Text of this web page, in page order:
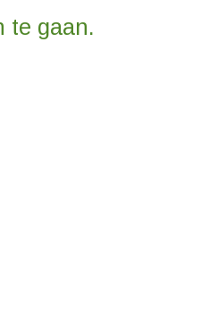
te gaan.